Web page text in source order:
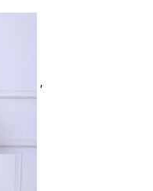
,